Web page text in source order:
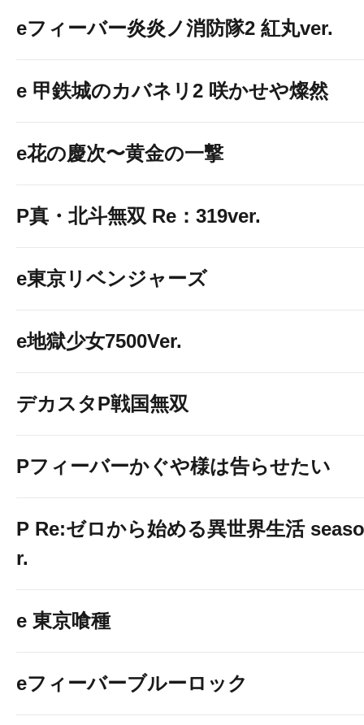
eフィーバー炎炎ノ消防隊2 紅丸ver.
e 甲鉄城のカバネリ2 咲かせや燦然
e花の慶次〜黄金の一撃
P真・北斗無双 Re：319ver.
e東京リベンジャーズ
e地獄少女7500Ver.
デカスタP戦国無双
Pフィーバーかぐや様は告らせたい
P Re:ゼロから始める異世界生活
r.
e 東京喰種
eフィーバーブルーロック